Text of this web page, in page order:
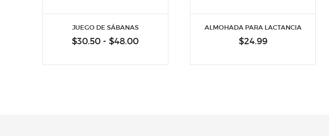
JUEGO DE SÁBANAS
$30.50 - $48.00Rango
precios:
ALMOHADA PARA LACTANCIA
$24.99